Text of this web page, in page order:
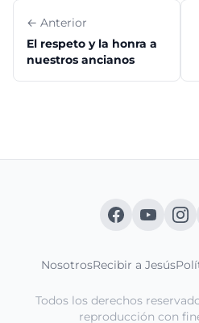
← Anterior
El respeto y la honra a
nuestros ancianos
NosotrosRecibir a Jesús
Todos los derechos
reproducción con